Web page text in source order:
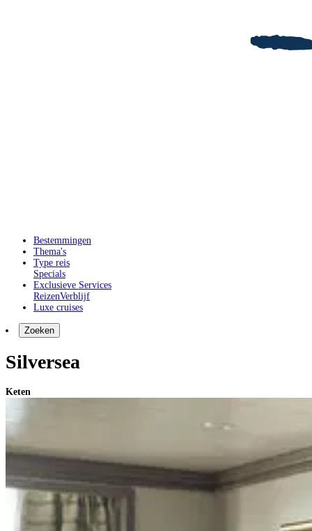
Bestemmingen
Thema's
Type reis
Specials
Exclusieve Services
ReizenVerblijf
Luxe cruises
Zoeken
Silversea
Keten